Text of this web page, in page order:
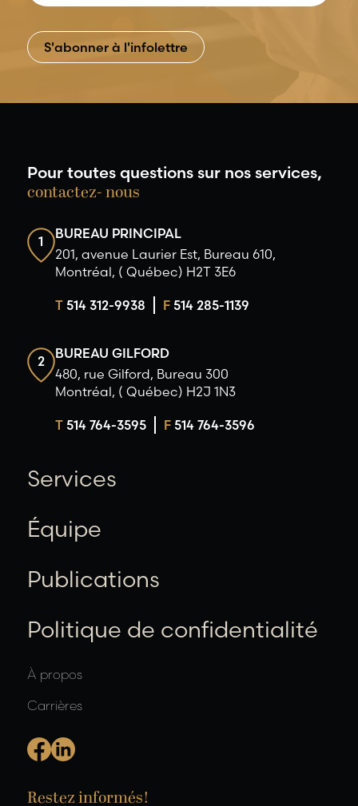
Pour toutes questions sur nos services,
contactez- nous
1
BUREAU PRINCIPAL
201, avenue Laurier Est, Bureau 610,
Montréal, ( Québec) H2T 3E6
T514 312-9938 F514 285-1139
2
BUREAU GILFORD
480, rue Gilford, Bureau 300
Montréal, ( Québec) H2J 1N3
T514 764-3595 F514 764-3596
Services
Équipe
Publications
Politique de confidentialité
À propos
Carrières
Restez informés!